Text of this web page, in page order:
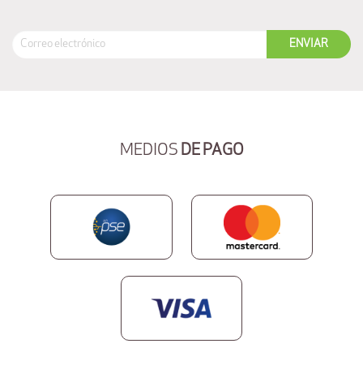
MEDIOS DE PAGO